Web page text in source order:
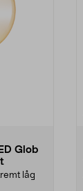
Glob
låg